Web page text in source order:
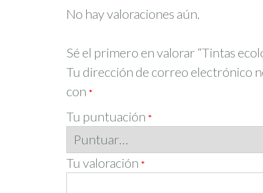
No hay valoraciones aún.
Sé el primero en valorar “Tintas
Tu dirección de correo electrónico
con *
Tu puntuación *
Tu valoración *